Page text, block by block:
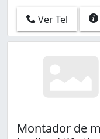
Ver Tel
Montador de